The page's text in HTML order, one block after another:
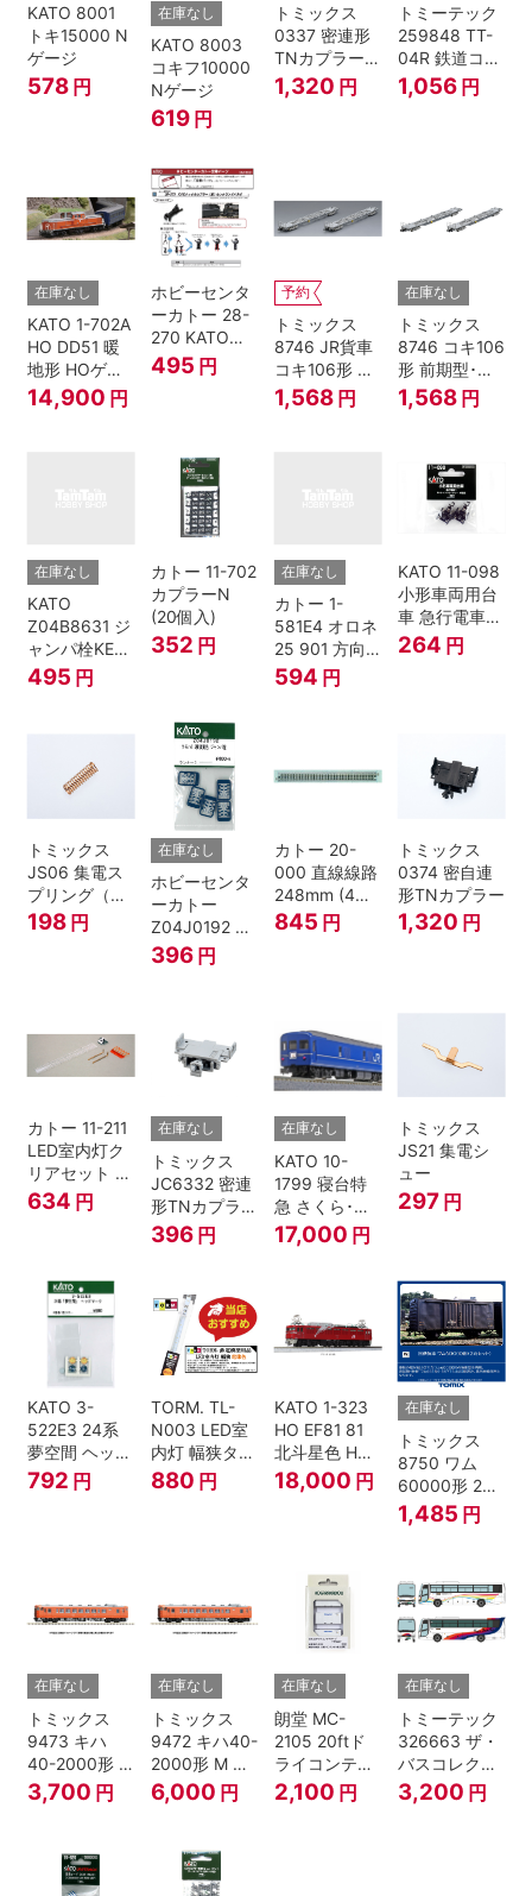
KATO 8001
トキ15000 N
ゲージ
578 円
在庫なし
KATO 8003
コキフ10000
Nゲージ
619 円
トミックス
0337 密連形
TNカプラー
(6個入・SPタ
イプ)
1,320 円
トミーテック
259848 TT-
04R 鉄道コレ
クション
1,056 円
在庫なし
KATO 1-702A
HO DD51 暖
地形 HOゲー
ジ
14,900 円
ホビーセンタ
ーカトー 28-
270 KATOナ
ックルカプラ
ー 黒 センタ
495 円
予約
トミックス
8746 JR貨車
コキ106形 前
期型･新塗装･
コンテナな
1,568 円
在庫なし
トミックス
8746 コキ106
形 前期型･新
塗装･コンテ
ナなし･2両セ
1,568 円
在庫なし
KATO
Z04B8631 ジ
ャンパ栓KE76
濃青 ランナー
495 円
カトー 11-702
カプラーN
(20個入)
352 円
在庫なし
カトー 1-
581E4 オロネ
25 901 方向
幕 4両分
594 円
KATO 11-098
小形車両用台
車 急行電車1
Bトレインシ
ョーティー 対
264 円
トミックス
JS06 集電ス
プリング（Ｌ
=7.5mm・4個
198 円
在庫なし
ホビーセンタ
ーカトー
Z04J0192 ク
モハ115 横須
賀色 ジャンパ
396 円
カトー 20-
000 直線線路
248mm (4本
入) Nゲージ
845 円
トミックス
0374 密自連
形TNカプラー
1,320 円
カトー 11-211
LED室内灯ク
リアセット N
ゲージ
634 円
在庫なし
トミックス
JC6332 密連
形TNカプラー
(SPグレー電
連付・211系)
396 円
在庫なし
KATO 10-
1799 寝台特
急 さくら･は
やぶさ/富士
24系 9両セッ
17,000 円
トミックス
JS21 集電シ
ュー
297 円
KATO 3-
522E3 24系
夢空間 ヘッド
マーク 4種各1
792 円
TORM. TL-
N003 LED室
内灯 幅狭タイ
プ・電球色 1
本 鉄道模型
880 円
KATO 1-323
HO EF81 81
北斗星色 HO
ゲージ
18,000 円
在庫なし
トミックス
8750 ワム
60000形 2両
セット Nゲー
ジ
1,485 円
在庫なし
トミックス
9473 キハ
40-2000形 T
Nゲージ
3,700 円
在庫なし
トミックス
9472 キハ40-
2000形 M N
ゲージ
6,000 円
在庫なし
朗堂 MC-
2105 20ftド
ライコンテナ
タイプ
TRANCY
2,100 円
在庫なし
トミーテック
326663 ザ・
バスコレクシ
ョン 西日本鉄
道・九州産交
3,200 円